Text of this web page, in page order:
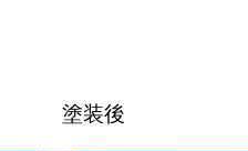
塗装後